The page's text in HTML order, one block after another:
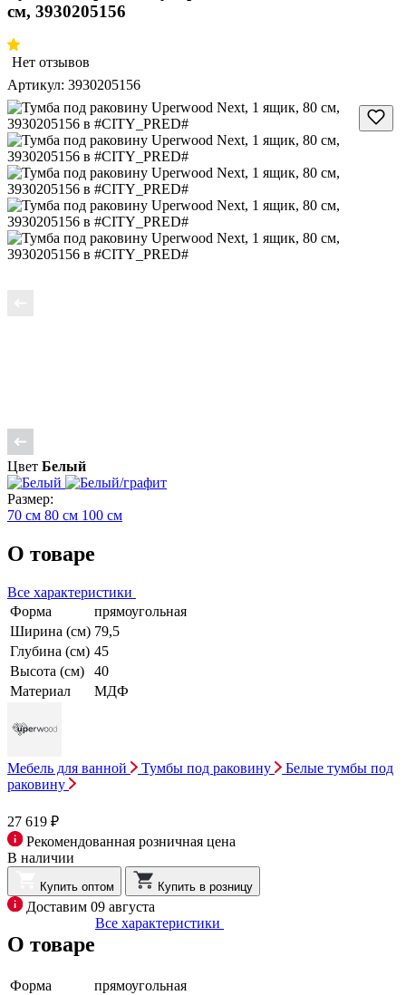
см, 3930205156
Нет отзывов
Артикул: 3930205156
Цвет Белый
Размер:
70 см 80 см 100 см
О товаре
Все характеристики
Форма
прямоугольная
Ширина (см) 79,5
Глубина (см) 45
Высота (см)
40
Материал
МДФ
Мебель для ванной Тумбы под раковину
Белые тумбы под
раковину
27 619 ₽
Рекомендованная розничная цена
В наличии
Купить оптом Купить в розницу
Доставим 09 августа
О товаре
Все характеристики
Форма
прямоугольная